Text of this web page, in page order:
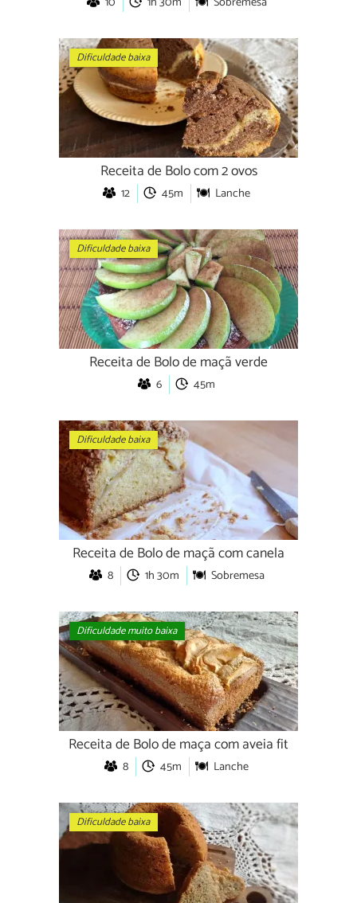
Dificuldade baixa
Receita de Bolo com 2 ovos
12 45m Lanche
Dificuldade baixa
Receita de Bolo de maçã verde
6 45m
Dificuldade baixa
Receita de Bolo de maçã com canela
8 1h 30m Sobremesa
Dificuldade muito baixa
Receita de Bolo de maça com aveia fit
8 45m Lanche
Dificuldade baixa